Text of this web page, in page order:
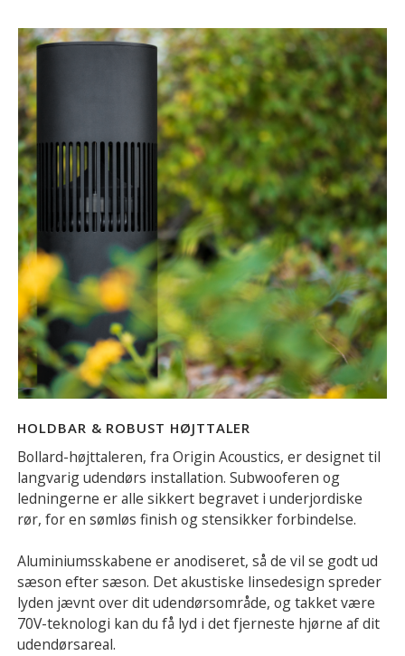
HOLDBAR & ROBUST HØJTTALER
Bollard-højttaleren, fra Origin Acoustics, er designet til
langvarig udendørs installation. Subwooferen og
ledningerne er alle sikkert begravet i underjordiske
rør, for en sømløs finish og stensikker forbindelse.
Aluminiumsskabene er anodiseret, så de vil se godt ud
sæson efter sæson. Det akustiske linsedesign spreder
lyden jævnt over dit udendørsområde, og takket være
70V-teknologi kan du få lyd i det fjerneste hjørne af dit
udendørsareal.